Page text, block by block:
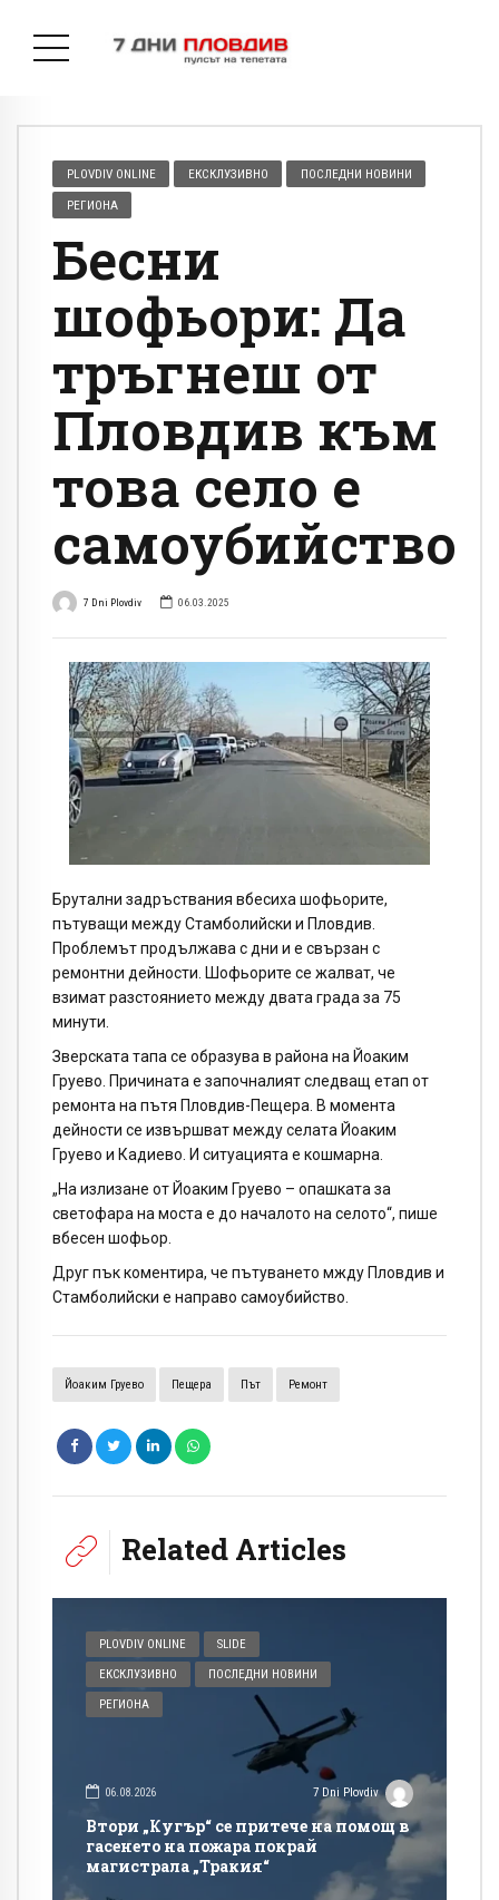
PLOVDIV ONLINE ЕКСКЛУЗИВНО ПОСЛЕДНИ НОВИНИ
РЕГИОНА
Бесни
шофьори: Да
тръгнеш от
Пловдив към
това село е
самоубийство
7 Dni Plovdiv 06.03.2025
Брутални задръствания вбесиха шофьорите,
пътуващи между Стамболийски и Пловдив.
Проблемът продължава с дни и е свързан с
ремонтни дейности. Шофьорите се жалват, че
взимат разстоянието между двата града за 75
минути.
Зверската тапа се образува в района на Йоаким
Груево. Причината е започналият следващ етап от
ремонта на пътя Пловдив-Пещера. В момента
дейности се извършват между селата Йоаким
Груево и Кадиево. И ситуацията е кошмарна.
„На излизане от Йоаким Груево – опашката за
светофара на моста е до началото на селото“, пише
вбесен шофьор.
Друг пък коментира, че пътуването мжду Пловдив и
Стамболийски е направо самоубийство.
Йоаким Груево Пещера Път Ремонт
Related Articles
PLOVDIV ONLINE SLIDE
ЕКСКЛУЗИВНО ПОСЛЕДНИ НОВИНИ
РЕГИОНА
06.08.2026 7 Dni Plovdiv
Втори „Кугър“ се притече на помощ в
гасенето на пожара покрай
магистрала „Тракия“